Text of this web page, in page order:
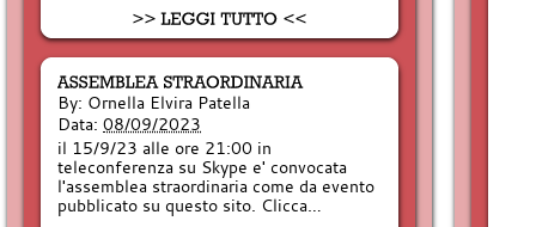
By: Ornella Elvira Patella
Data: 08/09/2023
il 15/9/23 alle ore 21:00 in
teleconferenza su Skype e' convocata
l'assemblea straordinaria come da evento
pubblicato su questo sito. Clicca…